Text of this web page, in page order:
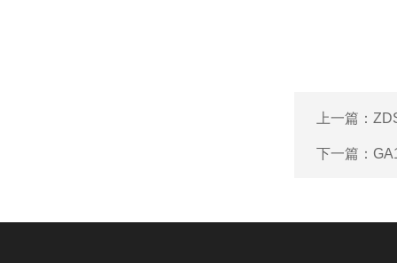
上一篇：
下一篇：